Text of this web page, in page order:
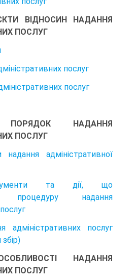
ВІДНОСИН НАДАННЯ
ПОСЛУГ
послуг
послуг
НАДАННЯ
ПОСЛУГ
надання адміністративної
та дії, що
процедуру надання
адміністративних послуг
НАДАННЯ
ПОСЛУГ